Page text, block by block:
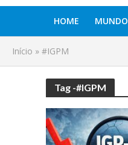
HOME MUNDO
Início » #IGPM
Tag -#IGPM